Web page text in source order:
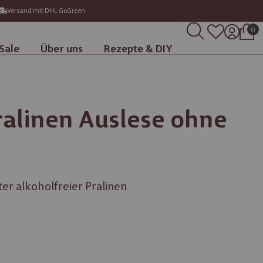
Versand mit DHL GoGreen
Sale Über uns Rezepte & DIY
0
Auslese ohne
alkoholfreier Pralinen